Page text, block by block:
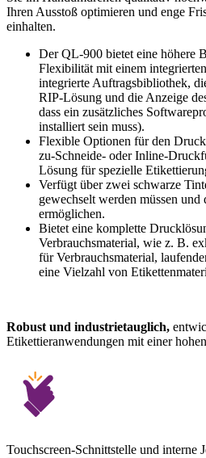
Ihren Ausstoß optimieren und enge
einhalten.
Der QL-900 bietet eine höhere
Flexibilität mit einem
integrierte Auftragsbibliothek,
RIP-Lösung und die Anzeige
dass ein zusätzliches
installiert sein muss).
Flexible Optionen für den
zu-Schneide- oder Inline-
Lösung für spezielle
Verfügt über zwei schwarze
gewechselt werden müssen und
ermöglichen.
Bietet eine komplette
Verbrauchsmaterial, wie z. B.
für Verbrauchsmaterial,
eine Vielzahl von
Robust und industrietauglich,
Etikettieranwendungen mit einer
Touchscreen-Schnittstelle und interne